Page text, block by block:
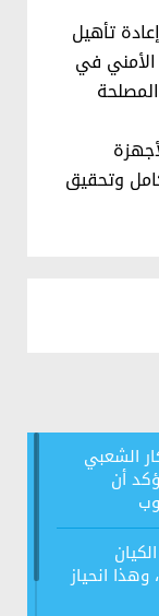
تأهيل
في
وتحقيق
الشعبي
أن
انحياز